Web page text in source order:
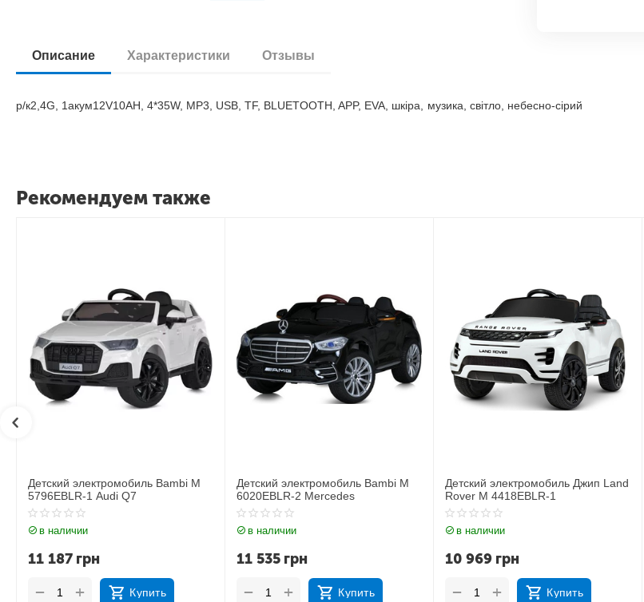
Описание Характеристики Отзывы
р/к2,4G, 1акум12V10AH, 4*35W, MP3, USB, TF, BLUETOOTH, APP, EVA, шкіра, музика, світло, небесно-сірий
Рекомендуем также
Детский электромобиль Bambi M
6020EBLR-2 Mercedes
в наличии
11 535грн
Купить
−
Детский электромобиль Джип Land
Rover M 4418EBLR-1
в наличии
10 969грн
Купить
−
Детский электромобиль BMW 6 GT
JJ2164EBLR-1
в наличии
11 212 грн
Купить
−